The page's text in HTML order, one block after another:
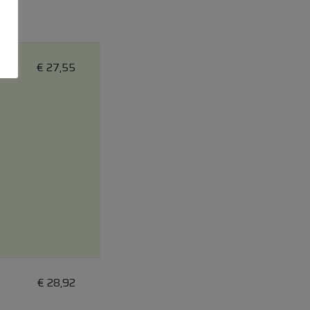
€ 27,55
€ 28,92